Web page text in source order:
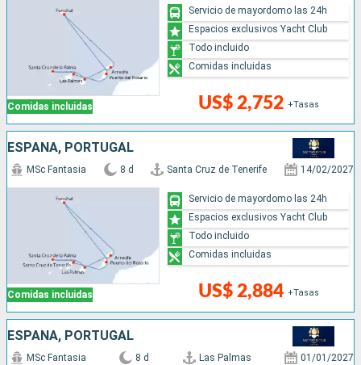
Comidas incluidas US$ 2,752 +Tasas
Servicio de mayordomo las 24h
Espacios exclusivos Yacht Club
Todo incluido
Comidas incluidas
ESPAÑA, PORTUGAL
Comidas incluidas
MSc Fantasia 8 d Santa Cruz de Tenerife 14/02/2027
US$ 2,884 +Tasas
Servicio de mayordomo las 24h
Espacios exclusivos Yacht Club
Todo incluido
Comidas incluidas
ESPAÑA, PORTUGAL
MSc Fantasia 8 d Las Palmas 01/01/2027